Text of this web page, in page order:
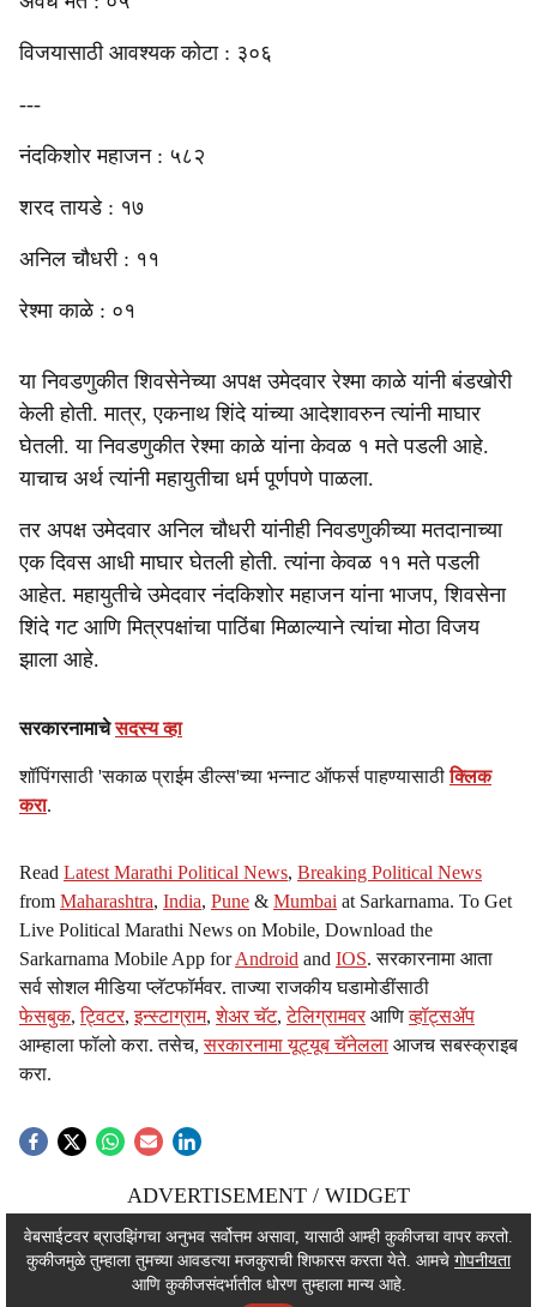
विजयासाठी आवश्यक कोटा : ३०६
---
नंदकिशोर महाजन : ५८२
शरद तायडे : १७
अनिल चौधरी : ११
रेश्मा काळे : ०१
या निवडणुकीत शिवसेनेच्या अपक्ष उमेदवार रेश्मा काळे यांनी बंडखोरी
केली होती. मात्र, एकनाथ शिंदे यांच्या आदेशावरुन त्यांनी माघार
घेतली. या निवडणुकीत रेश्मा काळे यांना केवळ १ मते पडली आहे.
याचाच अर्थ त्यांनी महायुतीचा धर्म पूर्णपणे पाळला.
तर अपक्ष उमेदवार अनिल चौधरी यांनीही निवडणुकीच्या मतदानाच्या
एक दिवस आधी माघार घेतली होती. त्यांना केवळ ११ मते पडली
आहेत. महायुतीचे उमेदवार नंदकिशोर महाजन यांना भाजप, शिवसेना
शिंदे गट आणि मित्रपक्षांचा पाठिंबा मिळाल्याने त्यांचा मोठा विजय
झाला आहे.
सरकारनामाचेसदस्य व्हा
शॉपिंगसाठी 'सकाळ प्राईम डील्स'च्या भन्नाट ऑफर्स पाहण्यासाठीक्लिक
करा.
Read Latest Marathi Political News, Breaking Political News
from Maharashtra, India, Pune & Mumbai at Sarkarnama. To Get
Live Political Marathi News on Mobile, Download the
Sarkarnama Mobile App forAndroid and IOS. सरकारनामा आता
सर्व सोशल मीडिया प्लॅटफॉर्मवर. ताज्या राजकीय घडामोडींसाठी
फेसबुक,ट्विटर,इन्स्टाग्राम,शेअर चॅट,टेलिग्रामवर आणिव्हॉट्सॲप
आम्हाला फॉलो करा. तसेच,सरकारनामा यूट्यूब चॅनेलला आजच सबस्क्राइब
करा.
ADVERTISEMENT / WIDGET
ADVERTISEMENT / WIDGET
ADVERTISEMENT / WIDGET
वेबसाईटवर ब्राउझिंगचा अनुभव सर्वोत्तम असावा, यासाठी आम्ही कुकीजचा वापर करतो.
कुकीजमुळे तुम्हाला तुमच्या आवडत्या मजकुराची शिफारस करता येते. आमचे गोपनीयता
आणि कुकीजसंदर्भातील धोरण तुम्हाला मान्य आहे.